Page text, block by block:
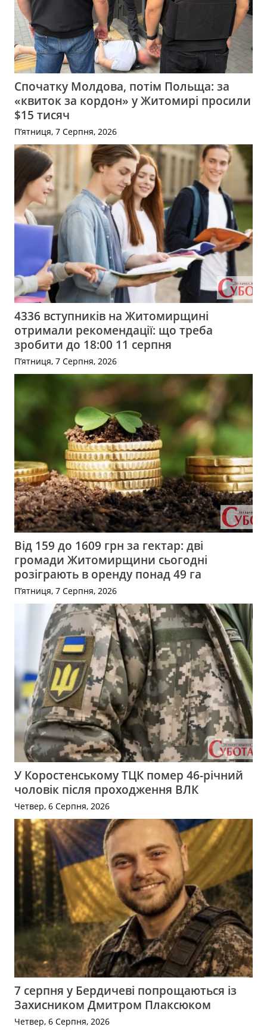
Спочатку Молдова, потім Польща: за
«квиток за кордон» у Житомирі просили
$15 тисяч
П’ятниця, 7 Серпня, 2026
4336 вступників на Житомирщині
отримали рекомендації: що треба
зробити до 18:00 11 серпня
П’ятниця, 7 Серпня, 2026
Від 159 до 1609 грн за гектар: дві
громади Житомирщини сьогодні
розіграють в оренду понад 49 га
П’ятниця, 7 Серпня, 2026
У Коростенському ТЦК помер 46-річний
чоловік після проходження ВЛК
Четвер, 6 Серпня, 2026
7 серпня у Бердичеві попрощаються із
Захисником Дмитром Плаксюком
Четвер, 6 Серпня, 2026